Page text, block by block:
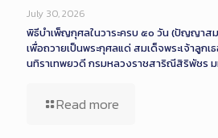
July 30, 2026
พิธีบำเพ็ญกุศลในวาระครบ ๕๐ วัน (ปัญญาส
เพื่อถวายเป็นพระกุศลแด่ สมเด็จพระเจ้าลูกเ
นทิราเทพยวดี กรมหลวงราชสาริณีสิริพัชร
Read more